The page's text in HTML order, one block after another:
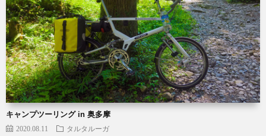
キャンプツーリング in 奥多摩
2020.08.11 タルタルーガ